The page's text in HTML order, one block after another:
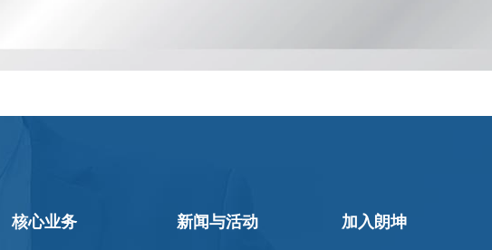
核心业务 新闻与活动 加入朗坤